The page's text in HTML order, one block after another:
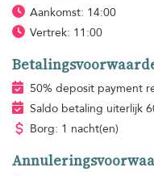
Aankomst: 14:00
Vertrek: 11:00
50% deposit payment
Saldo betaling uiterlijk
Borg: 1 nacht(en)